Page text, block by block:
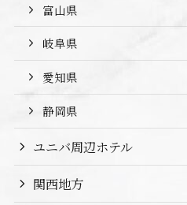
富山県
岐阜県
愛知県
静岡県
ユニバ周辺ホテル
関西地方